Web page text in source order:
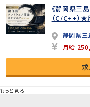
《静岡県三
（C/C++）
静岡県三
月給
求
もっと見る